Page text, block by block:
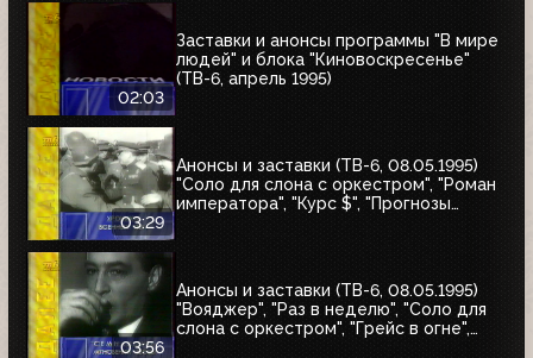
02:03
Заставки и анонсы программы "В мире
людей" и блока "Киновоскресенье"
(ТВ-6, апрель 1995)
03:29
Анонсы и заставки (ТВ-6, 08.05.1995)
"Соло для слона с оркестром", "Роман
императора", "Курс $", "Прогнозы
03:56
Анонсы и заставки (ТВ-6, 08.05.1995)
"Вояджер", "Раз в неделю", "Соло для
слона с оркестром", "Грейс в огне",